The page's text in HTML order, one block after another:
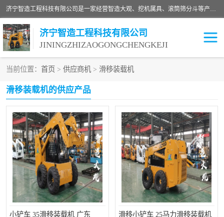
济宁智造工程科技有限公司是一家经营智造大观、挖机属具、滚筒筛分斗等产品的滑移装载机厂家。济宁智造工程科技有限公司奉行以质量赢得用户，诚信为本，互利共赢的宗旨，依靠雄厚的技术力量，科学的管理制度，先进的加工检测设备，始终坚持以客户为中心，免费咨询！
济宁智造工程科技有限公司
JININGZHIZAOGONGCHENGKEJI
当前位置： 首页 > 供应商机 > 滑移装载机
滑移装载机的供应产品
小铲车 35滑移装载机 广东
滑移小铲车 25马力滑移装载机
振动夯
铣挖机 移动破碎机
滚筒筛分斗 粉碎钳
液压剪 土壤修复
铣刨机 开沟机
伐木机 破碎机